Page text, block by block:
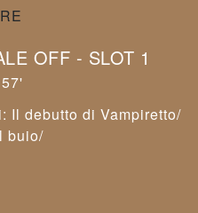
OFF - SLOT 1
Il debutto di Vampiretto/
buio/